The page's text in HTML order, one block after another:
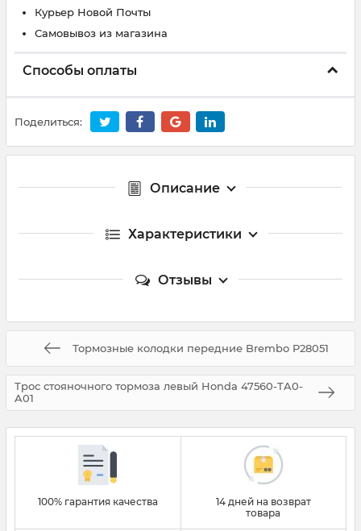
Курьер Новой Почты
Самовывоз из магазина
Способы оплаты
Поделиться:
Описание
Характеристики
Отзывы
Тормозные колодки передние Brembo P28051
Трос стояночного тормоза левый Honda 47560-TA0-
A01
100% гарантия качества
14 дней на возврат
товара